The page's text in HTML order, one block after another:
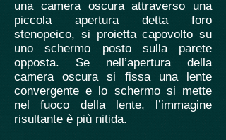
una camera oscura attraverso una
piccola apertura detta foro
stenopeico, si proietta capovolto su
uno schermo posto sulla parete
opposta. Se nell’apertura della
camera oscura si fissa una lente
convergente e lo schermo si mette
nel fuoco della lente, l’immagine
risultante è più nitida.